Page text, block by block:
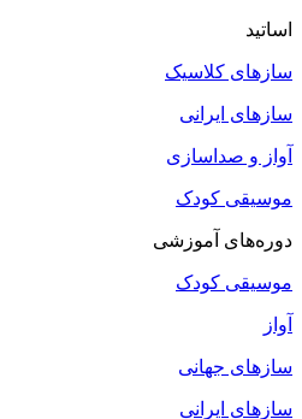
اساتید
سازهای کلاسیک
سازهای ایرانی
آواز و صداسازی
موسیقی کودک
دوره‌های آموزشی
موسیقی کودک
آواز
سازهای جهانی
سازهای ایرانی